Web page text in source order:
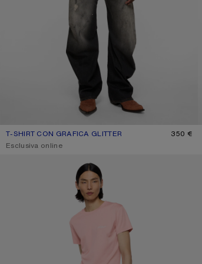
T-SHIRT CON GRAFICA GLITTER
COLORE ATTUALE: NERO SBIADITO
PREZZO: 350 €.
350 €
,Esclusiva online